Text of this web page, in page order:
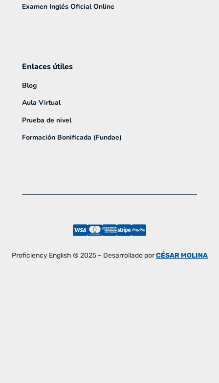
Examen Inglés Oficial Online
Enlaces útiles
Blog
Aula Virtual
Prueba de nivel
Formación Bonificada (Fundae)
Proficiency English ® 2025 – Desarrollado porCÉSAR MOLINA